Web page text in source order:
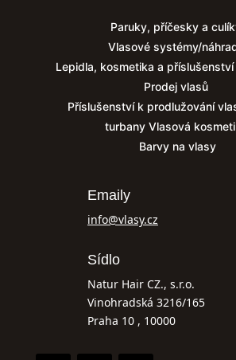
Paruky, příčesky a
Vlasové systémy/
Lepidla, kosmetika a
Prodej vlasů
Příslušenství k prodlužování
turbany Vlasová
Barvy na vlasy
Emaily
info@vlasy.cz
Sídlo
Natur Hair CZ., s.r.o.
Vinohradská 3216/165
Praha 10 , 10000